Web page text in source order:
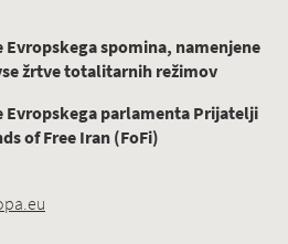
spomina, namenjene
žrtve totalitarnih režimov
Evropskega parlamenta Prijatelji
of Free Iran (FoFi)